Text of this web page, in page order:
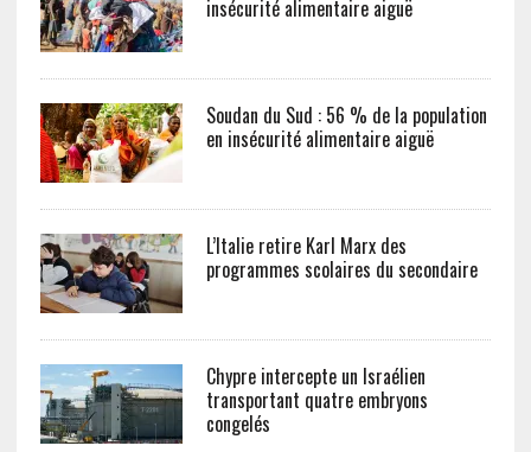
insécurité alimentaire aiguë
Soudan du Sud : 56 % de la population
en insécurité alimentaire aiguë
L’Italie retire Karl Marx des
programmes scolaires du secondaire
Chypre intercepte un Israélien
transportant quatre embryons
congelés